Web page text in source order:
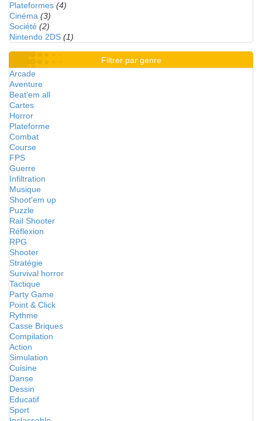
Plateformes (4)
Cinéma (3)
Société (2)
Nintendo 2DS (1)
Filtrer par genre
Arcade
Aventure
Beat'em all
Cartes
Horror
Plateforme
Combat
Course
FPS
Guerre
Infiltration
Musique
Shoot'em up
Puzzle
Rail Shooter
Réflexion
RPG
Shooter
Stratégie
Survival horror
Tactique
Party Game
Point & Click
Rythme
Casse Briques
Compilation
Action
Simulation
Cuisine
Danse
Dessin
Educatif
Sport